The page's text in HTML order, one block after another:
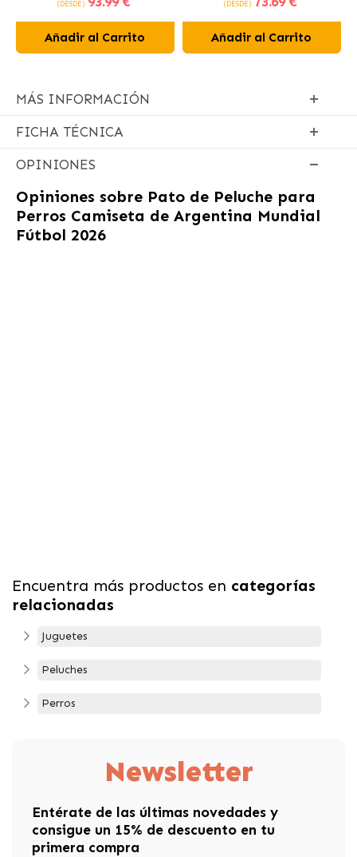
(DESDE)
Añadir al Carrito
(DESDE)
Añadir al Carrito
MÁS INFORMACIÓN
FICHA TÉCNICA
OPINIONES
Opiniones sobre Pato de Peluche para
Perros Camiseta de Argentina Mundial
Fútbol 2026
Encuentra más productos en categorías
relacionadas
Juguetes
Peluches
Perros
Newsletter
Entérate de las últimas novedades y
consigue un 15% de descuento en tu
primera compra